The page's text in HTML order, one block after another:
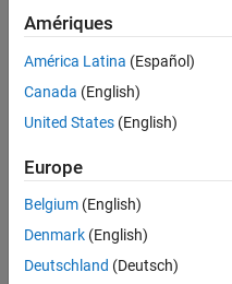
Perform symbol
Perform precoding and
Perform transmit
Generate root Zadoff-
Functions
lteULScramble
Amériques
América Latina (Español)
Canada (English)
United States (English)
Europe
Belgium (English)
Denmark (English)
Deutschland (Deutsch)